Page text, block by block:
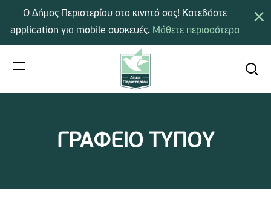
ΓΡΑΦΕΙΟ ΤΥΠΟΥ
×
Ο Δήμος Περιστερίου στο κινητό σας! Κατεβάστε
application για mobile συσκευές. Μάθετε περισσότερα